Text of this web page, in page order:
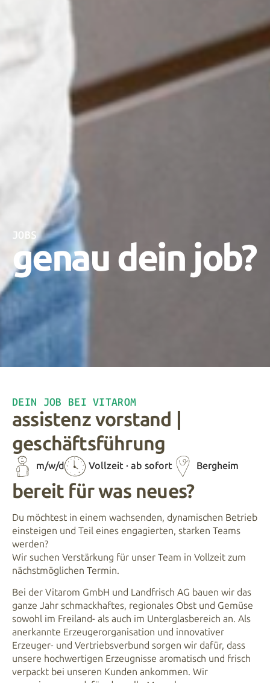
JOBS
genau dein job?
DEIN JOB BEI VITAROM
assistenz vorstand |
geschäftsführung
m/w/d Vollzeit · ab sofort Bergheim
bereit für was neues?
Du möchtest in einem wachsenden, dynamischen Betrieb
einsteigen und Teil eines engagierten, starken Teams
werden?
Wir suchen Verstärkung für unser Team in Vollzeit zum
nächstmöglichen Termin.
Bei der Vitarom GmbH und Landfrisch AG bauen wir das
ganze Jahr schmackhaftes, regionales Obst und Gemüse
sowohl im Freiland- als auch im Unterglasbereich an. Als
anerkannte Erzeugerorganisation und innovativer
Erzeuger- und Vertriebsverbund sorgen wir dafür, dass
unsere hochwertigen Erzeugnisse aromatisch und frisch
verpackt bei unseren Kunden ankommen. Wir